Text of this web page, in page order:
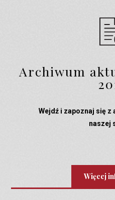
Archiwum
Wejdź i zapoznaj się
naszej
Więcej